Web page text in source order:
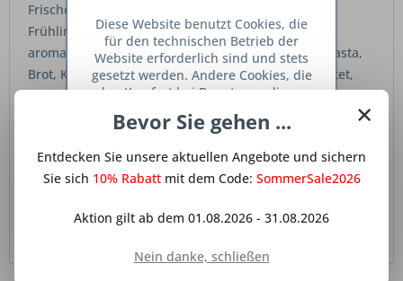
Frisches Bärlauchpesto ist der Klassiker der
Frühlingsküche. Mit wenigen Zutaten entsteht ein
aromatisches, vielseitiges Rezept, das perfekt zu Pasta,
Brot, Kartoffeln oder als Dip passt. Schnell zubereitet,
voller Geschmack und ideal für alle, die saisonale Küche
Mehr lesen
Frühlingsrezepte ,Bärlauch Küche ,Wildkräuter Rezept,saisonale
×
Bevor Sie gehen ...
Entdecken Sie unsere aktuellen Angebote und sichern
Sie sich 10% Rabattmit dem Code: SommerSale2026
Aktion gilt ab dem 01.08.2026 - 31.08.2026
Nein danke, schließen
Diese Website benutzt Cookies, die
für den technischen Betrieb der
Website erforderlich sind und stets
gesetzt werden. Andere Cookies, die
den Komfort bei Benutzung dieser
dienen oder die Interaktion mit
Netzwerken vereinfachen sollen,
werden nur mit Ihrer Zustimmung
Ablehnen